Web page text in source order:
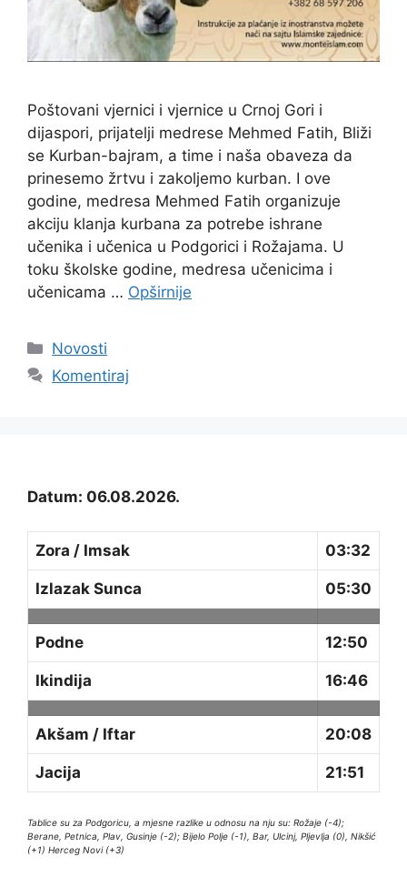
Poštovani vjernici i vjernice u Crnoj Gori i
dijaspori, prijatelji medrese Mehmed Fatih, Bliži
se Kurban-bajram, a time i naša obaveza da
prinesemo žrtvu i zakoljemo kurban. I ove
godine, medresa Mehmed Fatih organizuje
akciju klanja kurbana za potrebe ishrane
učenika i učenica u Podgorici i Rožajama. U
toku školske godine, medresa učenicima i
učenicama … Opširnije
Kategorije
Novosti
Komentiraj
Datum: 06.08.2026.
Zora / Imsak 03:32
Izlazak Sunca 05:30
Podne 12:50
Ikindija 16:46
Akšam / Iftar 20:08
Jacija 21:51
Tablice su za Podgoricu, a mjesne razlike u odnosu na nju su: Rožaje (-4);
Berane, Petnica, Plav, Gusinje (-2); Bijelo Polje (-1), Bar, Ulcinj, Pljevlja (0), Nikšić
(+1) Herceg Novi (+3)